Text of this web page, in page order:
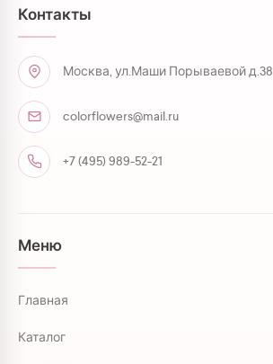
Контакты
Москва, ул.Маши Порываевой д.38
colorflowers@mail.ru
+7 (495) 989-52-21
Меню
Главная
Каталог